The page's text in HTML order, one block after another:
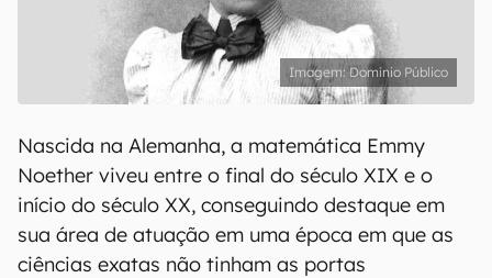
Domínio Público
Nascida na Alemanha, a matemática Emmy
Noether viveu entre o final do século XIX e o
início do século XX, conseguindo destaque em
sua área de atuação em uma época em que as
ciências exatas não tinham as portas